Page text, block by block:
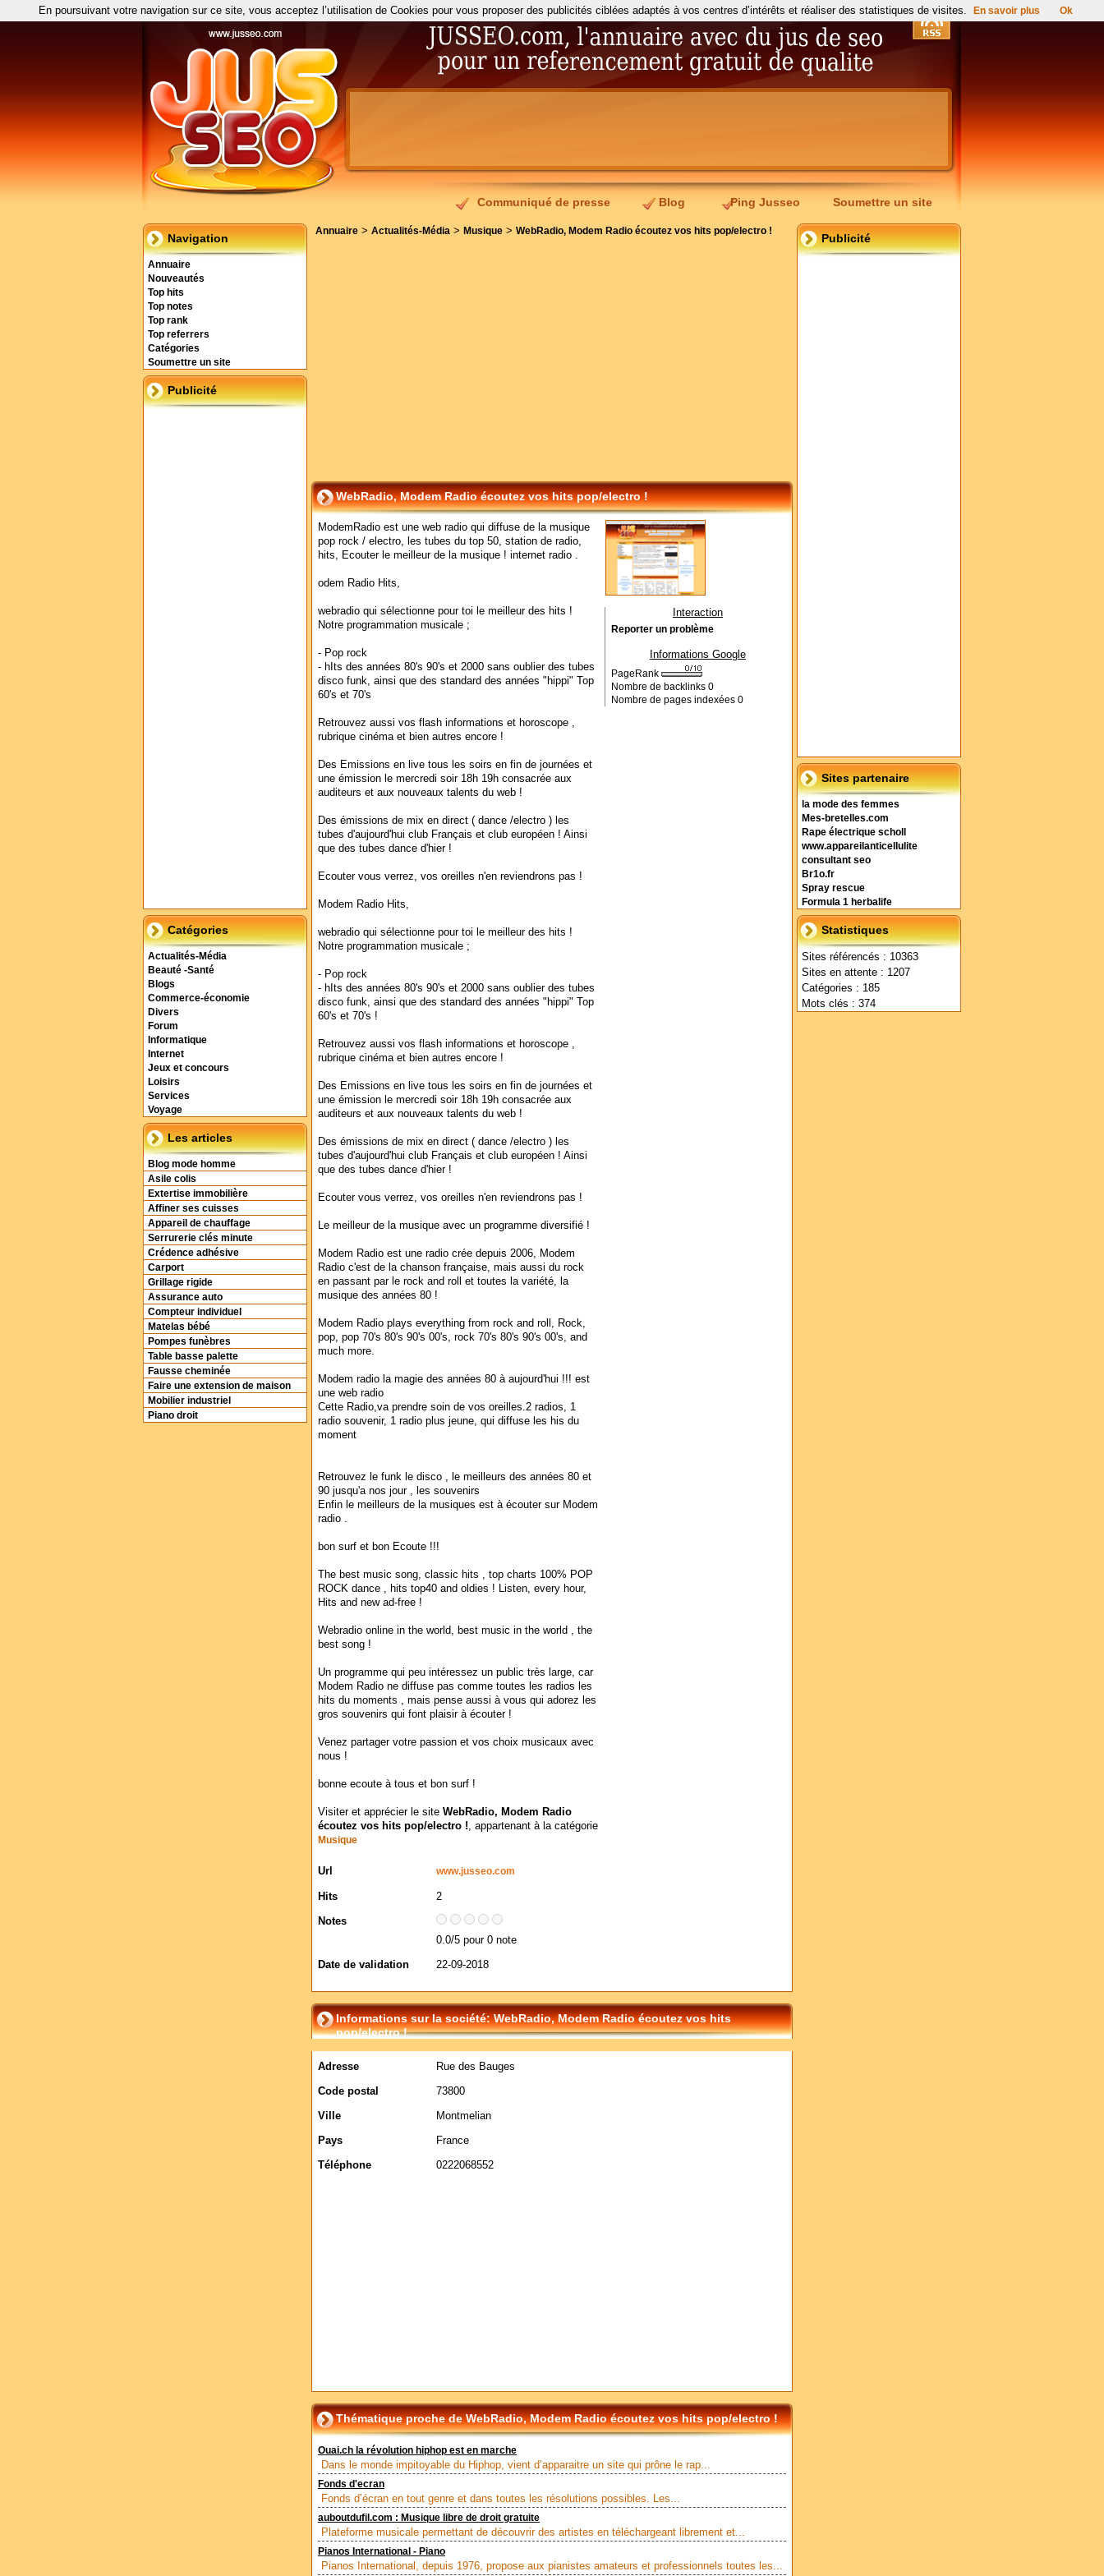
Communiqué de presse Blog Ping Jusseo Soumettre un site
Navigation
Annuaire
Nouveautés
Top hits
Top notes
Top rank
Top referrers
Catégories
Soumettre un site
Publicité
Catégories
Actualités-Média
Beauté -Santé
Blogs
Commerce-économie
Divers
Forum
Informatique
Internet
Jeux et concours
Loisirs
Services
Voyage
Les articles
Blog mode homme
Asile colis
Extertise immobilière
Affiner ses cuisses
Appareil de chauffage
Serrurerie clés minute
Crédence adhésive
Carport
Grillage rigide
Assurance auto
Compteur individuel
Matelas bébé
Pompes funèbres
Table basse palette
Fausse cheminée
Faire une extension de maison
Mobilier industriel
Piano droit
Publicité
Sites partenaire
la mode des femmes
Mes-bretelles.com
Rape électrique scholl
www.appareilanticellulite
consultant seo
Br1o.fr
Spray rescue
Formula 1 herbalife
Statistiques
Sites référencés : 10363
Sites en attente : 1207
Catégories : 185
Mots clés : 374
Annuaire > Actualités-Média > Musique > WebRadio, Modem Radio écoutez vos hits pop/electro !
WebRadio, Modem Radio écoutez vos hits pop/electro !
ModemRadio est une web radio qui diffuse de la musique
pop rock / electro, les tubes du top 50, station de radio,
hits, Ecouter le meilleur de la musique ! internet radio .
odem Radio Hits,
webradio qui sélectionne pour toi le meilleur des hits !
Notre programmation musicale ;
- Pop rock
- hIts des années 80's 90's et 2000 sans oublier des tubes
disco funk, ainsi que des standard des années "hippi" Top
60's et 70's
Retrouvez aussi vos flash informations et horoscope ,
rubrique cinéma et bien autres encore !
Des Emissions en live tous les soirs en fin de journées et
une émission le mercredi soir 18h 19h consacrée aux
auditeurs et aux nouveaux talents du web !
Des émissions de mix en direct ( dance /electro ) les
tubes d'aujourd'hui club Français et club européen ! Ainsi
que des tubes dance d'hier !
Ecouter vous verrez, vos oreilles n'en reviendrons pas !
Modem Radio Hits,
webradio qui sélectionne pour toi le meilleur des hits !
Notre programmation musicale ;
- Pop rock
- hIts des années 80's 90's et 2000 sans oublier des tubes
disco funk, ainsi que des standard des années "hippi" Top
60's et 70's !
Retrouvez aussi vos flash informations et horoscope ,
rubrique cinéma et bien autres encore !
Des Emissions en live tous les soirs en fin de journées et
une émission le mercredi soir 18h 19h consacrée aux
auditeurs et aux nouveaux talents du web !
Des émissions de mix en direct ( dance /electro ) les
tubes d'aujourd'hui club Français et club européen ! Ainsi
que des tubes dance d'hier !
Ecouter vous verrez, vos oreilles n'en reviendrons pas !
Le meilleur de la musique avec un programme diversifié !
Modem Radio est une radio crée depuis 2006, Modem
Radio c'est de la chanson française, mais aussi du rock
en passant par le rock and roll et toutes la variété, la
musique des années 80 !
Modem Radio plays everything from rock and roll, Rock,
pop, pop 70's 80's 90's 00's, rock 70's 80's 90's 00's, and
much more.
Modem radio la magie des années 80 à aujourd'hui !!! est
une web radio
Cette Radio,va prendre soin de vos oreilles.2 radios, 1
radio souvenir, 1 radio plus jeune, qui diffuse les his du
moment
Retrouvez le funk le disco , le meilleurs des années 80 et
90 jusqu'a nos jour , les souvenirs
Enfin le meilleurs de la musiques est à écouter sur Modem
radio .
bon surf et bon Ecoute !!!
The best music song, classic hits , top charts 100% POP
ROCK dance , hits top40 and oldies ! Listen, every hour,
Hits and new ad-free !
Webradio online in the world, best music in the world , the
best song !
Un programme qui peu intéressez un public très large, car
Modem Radio ne diffuse pas comme toutes les radios les
hits du moments , mais pense aussi à vous qui adorez les
gros souvenirs qui font plaisir à écouter !
Venez partager votre passion et vos choix musicaux avec
nous !
bonne ecoute à tous et bon surf !
Visiter et apprécier le site WebRadio, Modem Radio
écoutez vos hits pop/electro !, appartenant à la catégorie
Musique
Url www.jusseo.com
Hits
2
Notes
0.0/5 pour 0 note
Date de validation
22-09-2018
Interaction
Reporter un problème
Informations Google
PageRank
Nombre de backlinks 0
Nombre de pages indexées 0
Informations sur la société: WebRadio, Modem Radio écoutez vos hits
pop/electro !
Adresse
Rue des Bauges
Code postal
73800
Ville
Montmelian
Pays
France
Téléphone
0222068552
Thématique proche de WebRadio, Modem Radio écoutez vos hits pop/electro !
Ouai.ch la révolution hiphop est en marche
Dans le monde impitoyable du Hiphop, vient d’apparaitre un site qui prône le rap...
Fonds d'ecran
Fonds d’écran en tout genre et dans toutes les résolutions possibles. Les...
auboutdufil.com : Musique libre de droit gratuite
Plateforme musicale permettant de découvrir des artistes en téléchargeant librement et...
Pianos International - Piano
Pianos International, depuis 1976, propose aux pianistes amateurs et professionnels toutes les...
En poursuivant votre navigation sur ce site, vous acceptez l’utilisation de Cookies pour vous proposer des publicités ciblées adaptés à vos centres d’intérêts et réaliser des statistiques de visites. En savoir plus Ok